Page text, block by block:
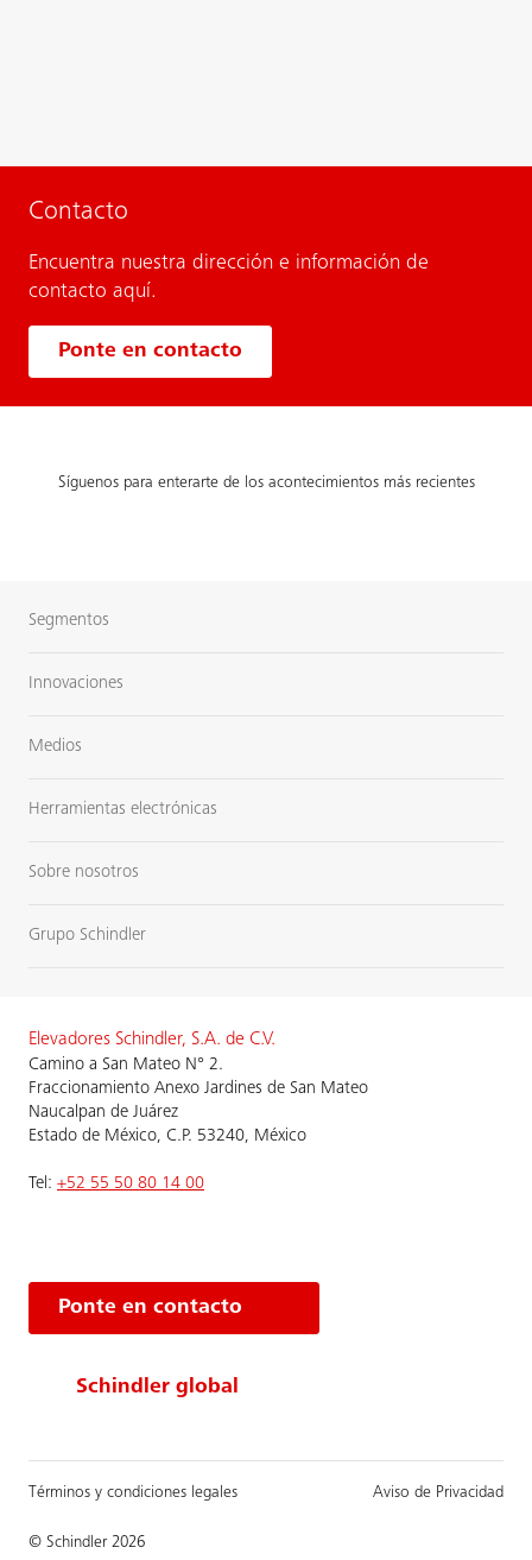
Contacto
Encuentra nuestra dirección e información de
contacto aquí.
Ponte en contacto
Síguenos para enterarte de los acontecimientos más recientes
Segmentos
Innovaciones
Medios
Herramientas electrónicas
Sobre nosotros
Grupo Schindler
Elevadores Schindler, S.A. de C.V.
Camino a San Mateo N° 2.
Fraccionamiento Anexo Jardines de San Mateo
Naucalpan de Juárez
Estado de México, C.P. 53240, México
Tel: +52 55 50 80 14 00
Ponte en contacto
Schindler global
© Schindler 2026
Términos y condiciones legales Aviso de Privacidad